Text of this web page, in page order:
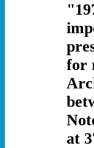
for
at